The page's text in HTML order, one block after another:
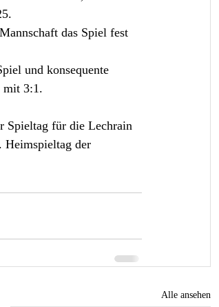
das Spiel fest
und konsequente
mit 3:1.
Spieltag für die Lechrain
der
Alle ansehen